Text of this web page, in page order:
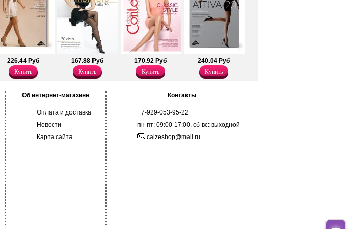
Эластан 18%
Плотность 40ден
226.44 Руб
Купить
167.88 Руб
Купить
170.92 Руб
Купить
240.04 Руб
Купить
Об интернет-магазине
Оплата и доставка
Новости
Карта сайта
Контакты
+7-929-053-95-22
пн-пт: 09:00-17:00, сб-вс: выходной
calzeshop@mail.ru